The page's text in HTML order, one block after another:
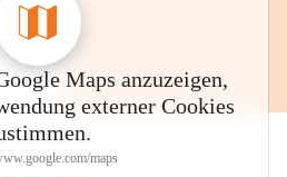
Maps anzuzeigen,
externer Cookies
maps